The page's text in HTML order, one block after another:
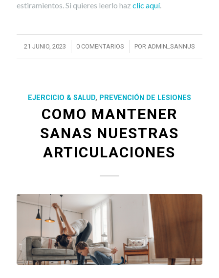
estiramientos. Si quieres leerlo haz clic aquí.
21 JUNIO, 2023
/ 0 COMENTARIOS
/ POR ADMIN_SANNUS
EJERCICIO & SALUD, PREVENCIÓN DE LESIONES
COMO MANTENER
SANAS NUESTRAS
ARTICULACIONES